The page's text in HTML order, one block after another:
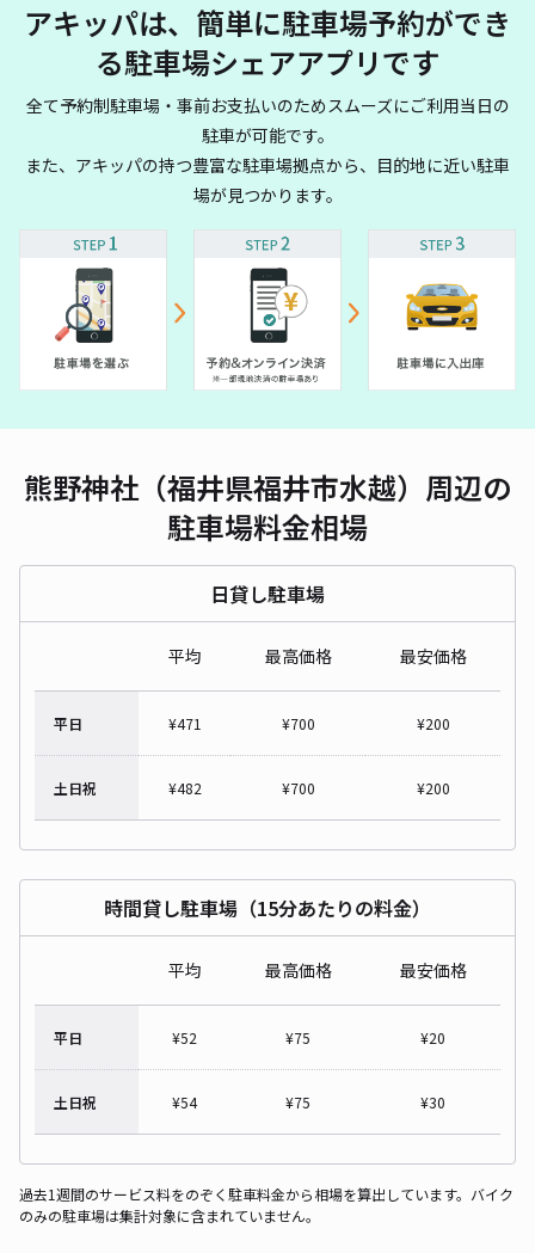
アキッパは、簡単に駐車場予約ができ
る駐車場シェアアプリです
全て予約制駐車場・事前お支払いのためスムーズにご利用当日の
駐車が可能です。
また、アキッパの持つ豊富な駐車場拠点から、目的地に近い駐車
場が見つかります。
熊野神社（福井県福井市水越）周辺の
駐車場料金相場
日貸し駐車場
平均 最高価格 最安価格
平日 ¥471 ¥700 ¥200
土日祝 ¥482 ¥700 ¥200
時間貸し駐車場（15分あたりの料金）
平均 最高価格 最安価格
平日 ¥52 ¥75 ¥20
土日祝 ¥54 ¥75 ¥30
過去1週間のサービス料をのぞく駐車料金から相場を算出しています。バイク
のみの駐車場は集計対象に含まれていません。